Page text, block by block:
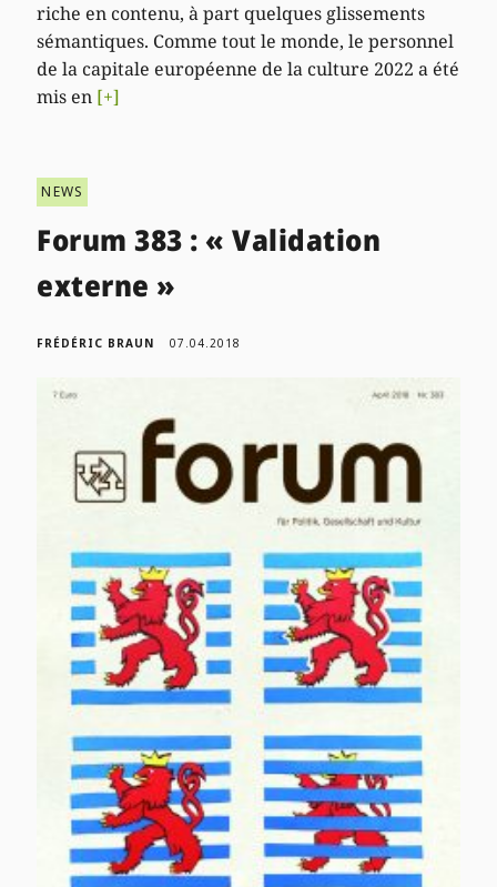
riche en contenu, à part quelques glissements
sémantiques. Comme tout le monde, le personnel
de la capitale européenne de la culture 2022 a été
mis en [+]
NEWS
Forum 383 : « Validation
externe »
FRÉDÉRIC BRAUN 07.04.2018